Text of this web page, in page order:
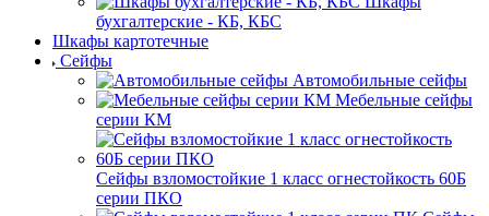
бухгалтерские - КБ, КБС
Шкафы картотечные
Сейфы
Автомобильные сейфы
Мебельные сейфы
серии КМ
Сейфы взломостойкие 1 класс огнестойкость 60Б
серии ПКО